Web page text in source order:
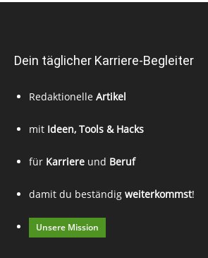
Dein täglicher Karriere-Begleiter
Redaktionelle Artikel
mit Ideen, Tools & Hacks
für Karriere und Beruf
damit du beständig weiterkommst!
Unsere Mission